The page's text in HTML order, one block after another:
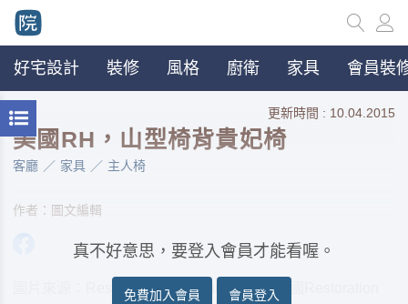
好宅設計 裝修 風格 廚衛 家具 會員裝
更新時間 : 10.04.2015
美國RH，山型椅背貴妃椅
客廳 家具 主人椅
作者：圖文編輯
圖片來源：Restoration Hardware 品牌：美國Restoration
真不好意思，要登入會員才能看喔。
免費加入會員 會員登入